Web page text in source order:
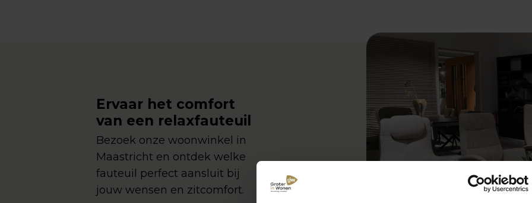
Ervaar het comfort
van een relaxfauteuil
Bezoek onze woonwinkel in
Maastricht en ontdek welke
fauteuil perfect aansluit bij
jouw wensen en zitcomfort.